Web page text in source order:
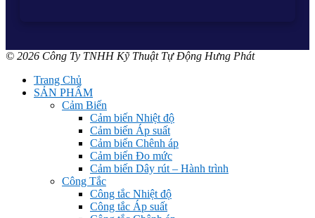
© 2026 Công Ty TNHH Kỹ Thuật Tự Động Hưng Phát
Trang Chủ
SẢN PHẨM
Cảm Biến
Cảm biến Nhiệt độ
Cảm biến Áp suất
Cảm biến Chênh áp
Cảm biến Đo mức
Cảm biến Dây rút – Hành trình
Công Tắc
Công tắc Nhiệt độ
Công tắc Áp suất